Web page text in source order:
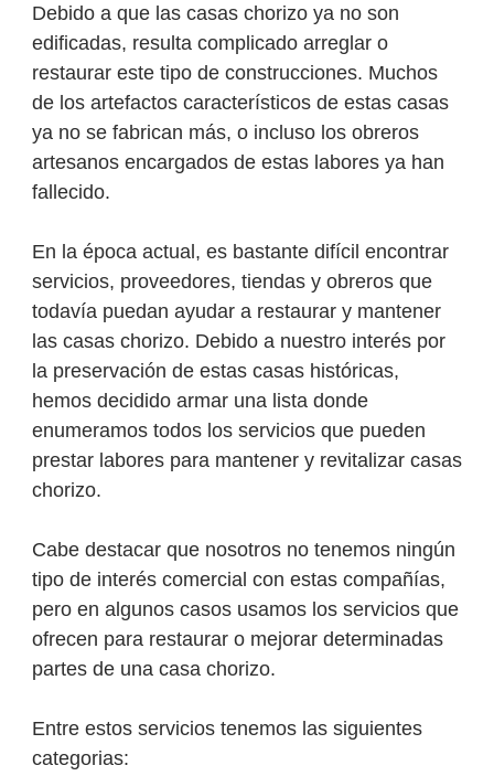
Debido a que las casas chorizo ya no son
edificadas, resulta complicado arreglar o
restaurar este tipo de construcciones. Muchos
de los artefactos característicos de estas casas
ya no se fabrican más, o incluso los obreros
artesanos encargados de estas labores ya han
fallecido.
En la época actual, es bastante difícil encontrar
servicios, proveedores, tiendas y obreros que
todavía puedan ayudar a restaurar y mantener
las casas chorizo. Debido a nuestro interés por
la preservación de estas casas históricas,
hemos decidido armar una lista donde
enumeramos todos los servicios que pueden
prestar labores para mantener y revitalizar casas
chorizo.
Cabe destacar que nosotros no tenemos ningún
tipo de interés comercial con estas compañías,
pero en algunos casos usamos los servicios que
ofrecen para restaurar o mejorar determinadas
partes de una casa chorizo.
Entre estos servicios tenemos las siguientes
categorias: